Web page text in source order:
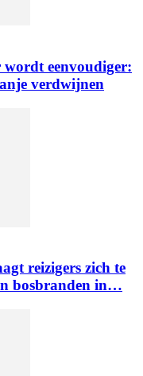
eenvoudiger:
verdwijnen
reizigers zich te
bosbranden in…